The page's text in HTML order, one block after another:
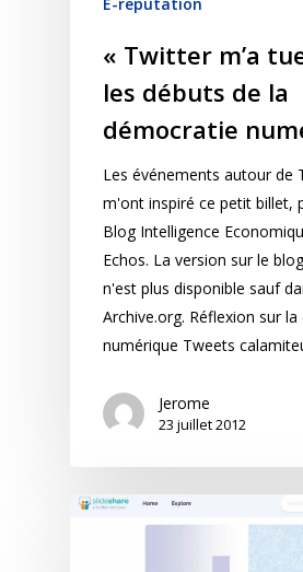
« Twitter m’a
les débuts de la
démocratie
Les événements autour de
m'ont inspiré ce petit billet,
Blog Intelligence
Echos. La version sur le
n'est plus disponible sauf
Archive.org. Réflexion sur
numérique Tweets
Jerome
23 juillet 2012